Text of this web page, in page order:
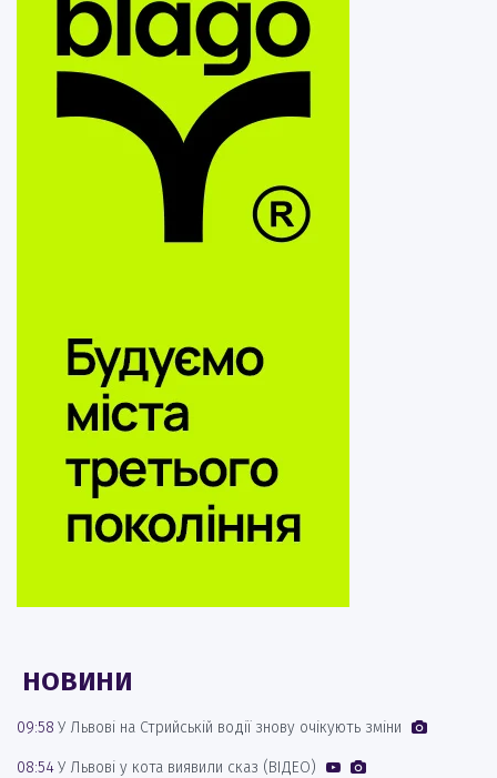
НОВИНИ
09:58 У Львові на Стрийській водії знову очікують зміни
08:54У Львові у кота виявили сказ (ВІДЕО)